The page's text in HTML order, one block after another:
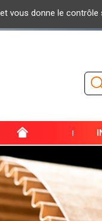
ACTUALITÉS
vous donne le